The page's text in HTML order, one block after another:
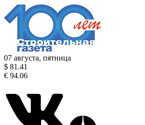
07 августа, пятница
$ 81.41
€ 94.06